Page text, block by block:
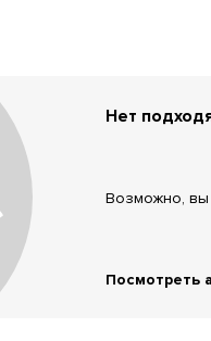
Нет
Возможно, вы
Посмотреть